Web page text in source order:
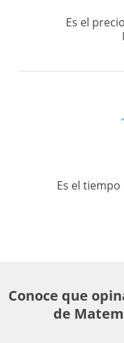
Es el
Es el
Conoce que
de